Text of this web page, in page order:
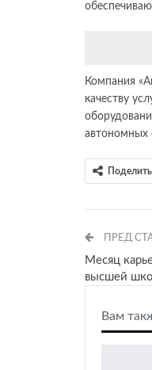
Компания
качеству
автономных
ПРЕД
Месяц
высшей
Вам